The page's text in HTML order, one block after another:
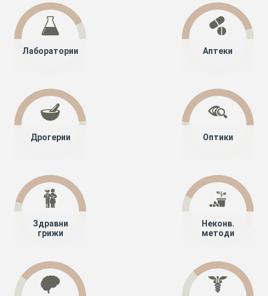
Лаборатории Аптеки
Дрогерии Оптики
Здравни
грижи
Неконв.
методи